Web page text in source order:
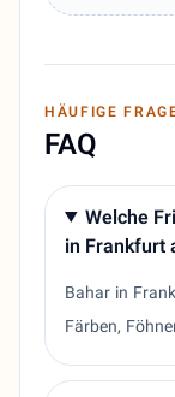
HÄUFIGE
FAQ
Welche
in Frankfurt
Bahar in
Färben,